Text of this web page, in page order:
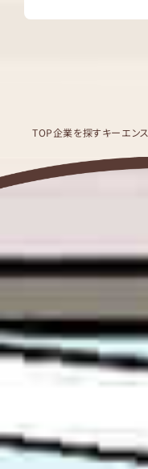
TOP企業を探すキーエンス